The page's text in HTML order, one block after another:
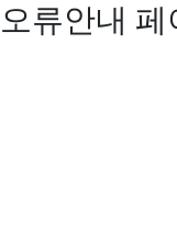
오류안내